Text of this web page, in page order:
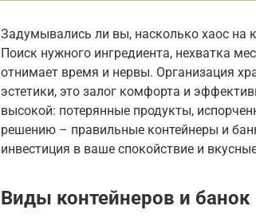
Задумывались ли вы, насколько хаос на
Поиск нужного ингредиента, нехватка
отнимает время и нервы. Организация
эстетики, это залог комфорта и
высокой: потерянные продукты,
решению – правильные контейнеры и
инвестиция в ваше спокойствие и
Виды контейнеров и банок